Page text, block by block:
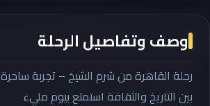
وصف وتفاصيل الرحلة
رحلة القاهرة من شرم الشيخ – تجربة ساحرة
بين التاريخ والثقافة استمتع بيوم مليء